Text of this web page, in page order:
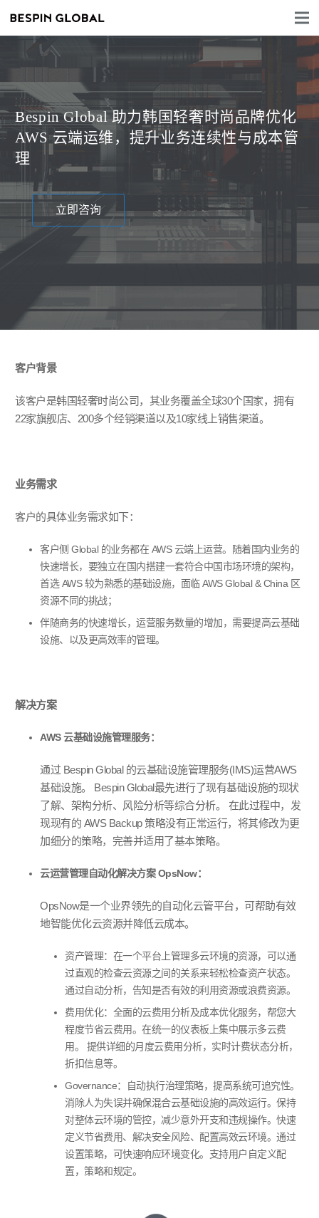
Bespin Global 助力韩国轻奢时尚品牌优化
AWS 云端运维，提升业务连续性与成本管
理
立即咨询
客户背景
该客户是韩国轻奢时尚公司，其业务覆盖全球30个国家，拥有
22家旗舰店、 200多个经销渠道以及10家线上销售渠道。
业务需求
客户的具体业务需求如下：
客户侧 Global 的业务都在 AWS云端上运营。随着国内业务的
快速增长，要独立在国内搭建一套符合中国市场环境的架构，
首选AWS较为熟悉的基础设施，面临AWS Global & China 区
资源不同的挑战；
伴随商务的快速增长，运营服务数量的增加，需要提高云基础
设施、以及更高效率的管理。
解决方案
AWS云基础设施管理服务：
通过 Bespin Global 的云基础设施管理服务(IMS)运营AWS
基础设施。
Bespin Global最先进行了现有基础设施的现状
了解、架构分析、风险分析等综合分析。 在此过程中，发
现现有的 AWS Backup 策略没有正常运行，将其修改为更
加细分的策略，完善并适用了基本策略。
云运营管理自动化解决方案OpsNow：
OpsNow是一个业界领先的自动化云管平台，可帮助有效
地智能优化云资源并降低云成本。
资产管理：在一个平台上管理多云环境的资源，可以通
过直观的检查云资源之间的关系来轻松检查资产状态。
通过自动分析，告知是否有效的利用资源或浪费资源。
费用优化：全面的云费用分析及成本优化服务，帮您大
程度节省云费用。在统一的仪表板上集中展示多云费
用。 提供详细的月度云费用分析，实时计费状态分析，
折扣信息等。
Governance：自动执行治理策略，提高系统可追究性。
消除人为失误并确保混合云基础设施的高效运行。保持
对整体云环境的管控，减少意外开支和违规操作。快速
定义节省费用、解决安全风险、配置高效云环境。通过
设置策略，可快速响应环境变化。支持用户自定义配
置，策略和规定。